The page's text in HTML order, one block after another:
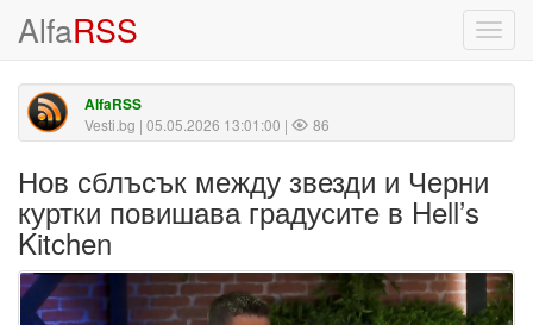
AlfaRSS
AlfaRSS
Vesti.bg | 05.05.2026 13:01:00 | 86
Нов сблъсък между звезди и Черни
куртки повишава градусите в Hell’s
Kitchen